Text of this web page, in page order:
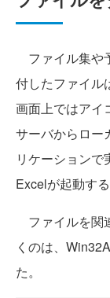
ファイル集や
付したファイル
画面上ではアイ
サーバからロー
リケーション
Excelが起動す
ファイルを関
くのは、
た。